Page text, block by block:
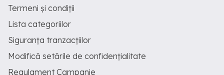
Termeni și condiții
Lista categoriilor
Siguranța tranzacțiilor
Modifică setările de confidențialitate
Regulament Campanie